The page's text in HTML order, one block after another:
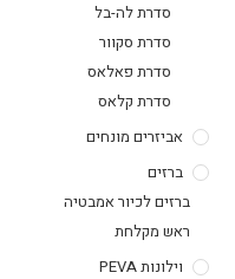
סדרת לה-בל
סדרת סקוור
סדרת פאלאס
סדרת קלאס
אביזרים מונחים
ברזים
ברזים לכיור אמבטיה
ראש מקלחת
וילונות PEVA